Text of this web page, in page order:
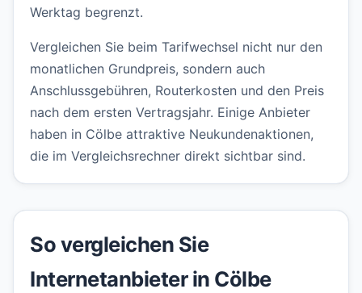
Werktag begrenzt.
Vergleichen Sie beim Tarifwechsel nicht nur den
monatlichen Grundpreis, sondern auch
Anschlussgebühren, Routerkosten und den Preis
nach dem ersten Vertragsjahr. Einige Anbieter
haben in Cölbe attraktive Neukundenaktionen,
die im Vergleichsrechner direkt sichtbar sind.
So vergleichen Sie
Internetanbieter in Cölbe